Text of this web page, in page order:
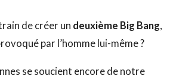
de créer un deuxième Big Bang,
par l’homme lui-même ?
se soucient encore de notre